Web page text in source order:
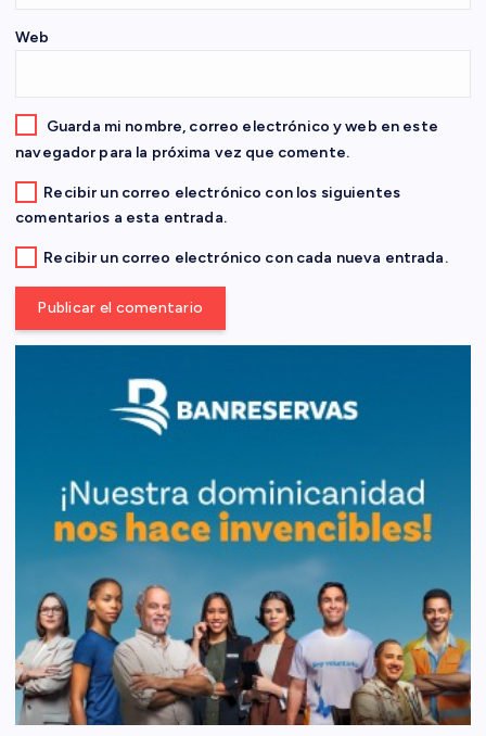
r
a
d
a
s
Web
Guarda mi nombre, correo electrónico y web en este
navegador para la próxima vez que comente.
Recibir un correo electrónico con los siguientes
comentarios a esta entrada.
Recibir un correo electrónico con cada nueva entrada.